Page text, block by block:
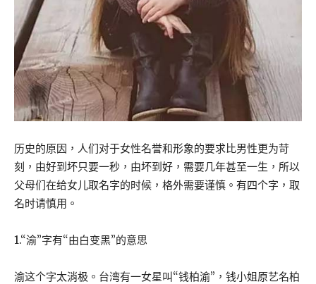
历史的原因，人们对于女性名誉和形象的要求比男性更为苛
刻，由好到坏只要一秒，由坏到好，需要几年甚至一生，所以
父母们在给女儿取名字的时候，格外需要谨慎。有四个字，取
名时请慎用。
1.“渝”字有“由白变黑”的意思
渝这个字太消极。台湾有一女星叫“钱柏渝”，钱小姐原艺名柏